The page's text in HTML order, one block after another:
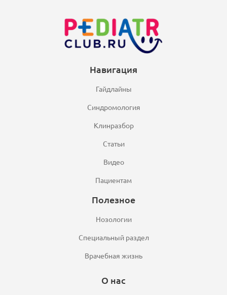
Навигация
Гайдлайны
Синдромология
Клинразбор
Статьи
Видео
Пациентам
Полезное
Нозологии
Специальный раздел
Врачебная жизнь
О нас